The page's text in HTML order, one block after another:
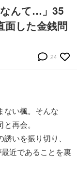
なんて…」35
面した金銭問
24
ない楓。そんな
再会。
いを振り切り、
近であることを裏